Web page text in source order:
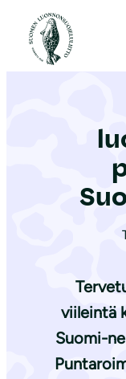
Etusivu
viileintä
Suomi-